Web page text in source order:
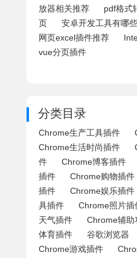
放器相关推荐
pdf格式
页
安卓开发工具有哪些
网页excel插件推荐
vue分页插件
分类目录
Chrome生产工具插件
Chrome生活时尚插件
件
Chrome博客插件
插件
Chrome购物插件
插件
Chrome娱乐插件
具插件
Chrome照片插
天气插件
Chrome辅助
体育插件
谷歌浏览器
Chrome游戏插件